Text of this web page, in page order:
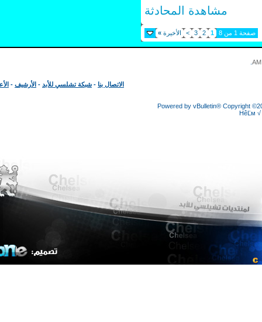
مشاهدة المحادثة
1 من 8 1
2
3
> الأخيرة»
الاتصال بنا- شبكة تشلسي للأبد -الأرشيف-الأعلى
Powered by vBulletin®